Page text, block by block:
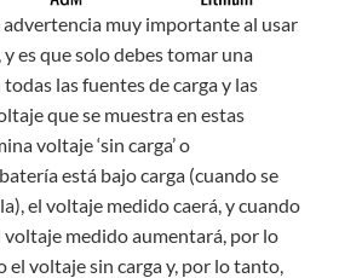
advertencia muy importante al usar
es que solo debes tomar una
las fuentes de carga y las
que se muestra en estas
voltaje ‘sin carga’ o
está bajo carga (cuando se
el voltaje medido caerá, y cuando
voltaje medido aumentará, por lo
el voltaje sin carga y, por lo tanto,